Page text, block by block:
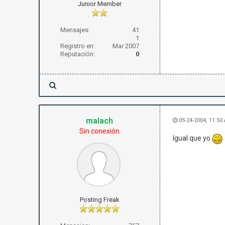
Junior Member
Mensajes:
41
1
Registro en:
Mar 2007
Reputación:
0
malach
Sin conexión
Posting Freak
05-24-2004, 11:50
Igual que yo